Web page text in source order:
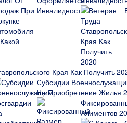
Края Как Получить
Субсидии
На Приобретение Жилья
Алиментов